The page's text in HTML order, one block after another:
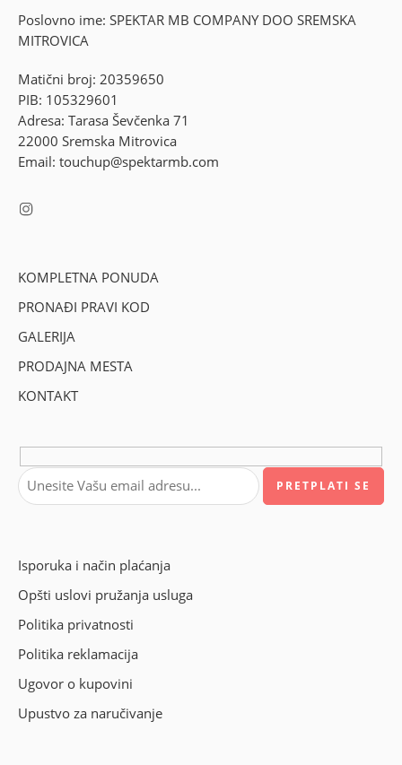
Poslovno ime: SPEKTAR MB COMPANY DOO SREMSKA
MITROVICA
Matični broj: 20359650
PIB: 105329601
Adresa: Tarasa Ševčenka 71
22000 Sremska Mitrovica
Email: touchup@spektarmb.com
KOMPLETNA PONUDA
PRONAĐI PRAVI KOD
GALERIJA
PRODAJNA MESTA
KONTAKT
Isporuka i način plaćanja
Opšti uslovi pružanja usluga
Politika privatnosti
Politika reklamacija
Ugovor o kupovini
Upustvo za naručivanje